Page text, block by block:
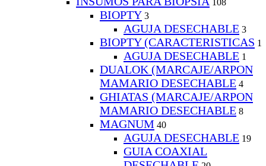
BIOPTY 3
AGUJA DESECHABLE 3
BIOPTY (CARACTERISTICAS 1
AGUJA DESECHABLE 1
DUALOK (MARCAJE/ARPON
MAMARIO DESECHABLE 4
GHIATAS (MARCAJE/ARPON
MAMARIO DESECHABLE 8
MAGNUM 40
AGUJA DESECHABLE 19
GUIA COAXIAL